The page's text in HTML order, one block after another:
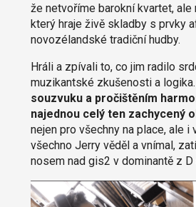
že netvoříme barokní kvartet, ale
který hraje živě skladby s prvky
novozélandské tradiční hudby.
Hráli a zpívali to, co jim radilo
muzikantské zkušenosti a logika.
souzvuku a pročištěním
najednou celý ten zachycený
nejen pro všechny na place, ale i
všechno Jerry věděl a vnímal,
nosem nad gis2 v dominantě z D